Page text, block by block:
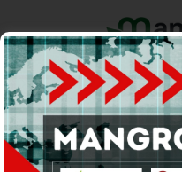
Home Pemerintahan